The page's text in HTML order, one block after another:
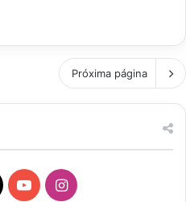
Próxima página
X YouTubeInstagram